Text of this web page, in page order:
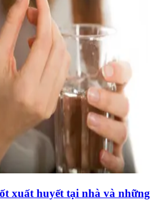
xuất huyết tại nhà và những